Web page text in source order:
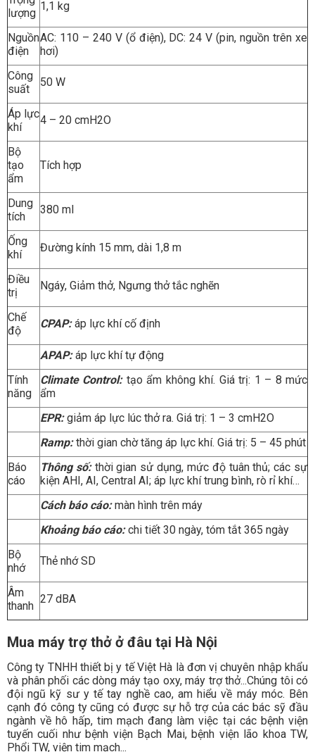
lượng
1,1 kg
Nguồn
điện
AC: 110 – 240 V (ổ điện), DC: 24 V (pin, nguồn trên xe
hơi)
Công
suất
50 W
Áp lực
khí
4 – 20 cmH2O
Bộ
tạo
ẩm
Tích hợp
Dung
tích
380 ml
Ống
khí
Đường kính 15 mm, dài 1,8 m
Điều
trị
Ngáy, Giảm thở, Ngưng thở tắc nghẽn
Chế
độ
CPAP:áp lực khí cố định
APAP:áp lực khí tự động
Tính
năng
Climate Control:tạo ẩm không khí. Giá trị: 1 – 8 mức
ẩm
EPR:giảm áp lực lúc thở ra. Giá trị: 1 – 3 cmH2O
Ramp:thời gian chờ tăng áp lực khí. Giá trị: 5 – 45 phút
Báo
cáo
Thông số:thời gian sử dụng, mức độ tuân thủ; các sự
kiện AHI, AI, Central AI; áp lực khí trung bình, rò rỉ khí…
Cách báo cáo:màn hình trên máy
Khoảng báo cáo: chi tiết 30 ngày, tóm tắt 365 ngày
Bộ
nhớ
Thẻ nhớ SD
Âm
thanh
27 dBA
Mua máy trợ thở ở đâu tại Hà Nội
Công ty TNHH thiết bị y tế Việt Hà là đơn vị chuyên nhập khẩu
và phân phối các dòng máy tạo oxy, máy trợ thở...Chúng tôi có
đội ngũ kỹ sư y tế tay nghề cao, am hiểu về máy móc. Bên
cạnh đó công ty cũng có được sự hỗ trợ của các bác sỹ đầu
ngành về hô hấp, tim mạch đang làm việc tại các bệnh viện
tuyến cuối như bệnh viện Bạch Mai, bệnh viện lão khoa TW,
Phổi TW, viện tim mạch...